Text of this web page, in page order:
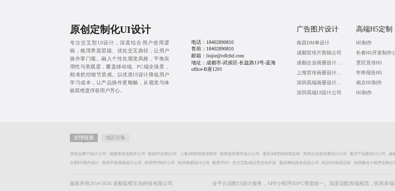
原创定制化UI设计
专注交互型UI设计，深度结合用户使用逻
辑，梳理界面层级、优化交互路径，让用户
操作零门槛。融入个性化视觉风格，平衡实
用性与美观度，覆盖移动端、PC端全场景，
精准把控细节质感。以优质UI设计降低用户
学习成本，让产品操作更顺畅，从视觉与体
验双维度俘获用户芳心。
电话： 18402890810
售前： 18402890810
邮箱：liujie@cdlchd.com
地址：成都市-武侯区-长益路13号-蓝海
office-B座1201
广告图片设计
南昌DM单设计
成都宣传片剪辑公司
成都企业画册设计公司
上海宣传画册设计公司
深圳高端画册设计公司
深圳高端UI设计公司
高端H5定制
H5制作
长春H5开发制作
景区宣传H5
年终报告H5
南京H5制作
H5制作
友情链接 地区合集
深圳品牌VI设计公司 成都表情包制作公司 南昌H5定制公司 上海AR营销游戏制作 昆明游戏课件设计公司 重庆AR营销游戏定制 郑州企业宣传册设计公司 重庆产品图设计公司 成
合肥H5课件设计
郑州平面插画设计公司 深圳PPT制作公司 杭州画册设计公司 教师节H5 支付宝私域运营活动开发 重庆网站排名优化公司 武汉H5游戏定制 深圳微信小程序定制公司
版权所有2014-2026 成都蓝橙互动科技有限公司 全平台适配UI设计服务，APP小程序H5PC视觉统一。深度适配各端规范，统筹多